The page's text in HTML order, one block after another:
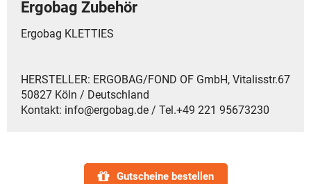
Ergobag Zubehör
Ergobag KLETTIES
HERSTELLER: ERGOBAG/FOND OF GmbH, Vitalisstr.67
50827 Köln / Deutschland
Kontakt: info@ergobag.de / Tel.+49 221 95673230
Gutscheine bestellen